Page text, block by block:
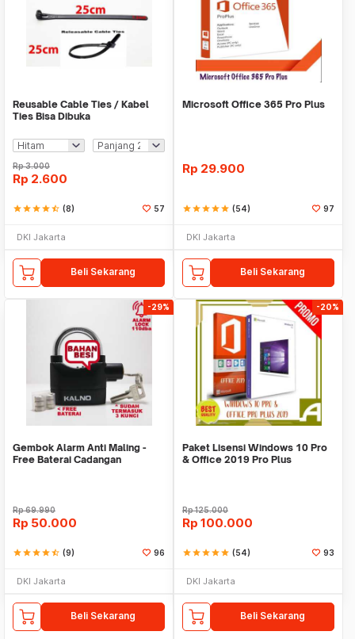
Reusable Cable Ties / Kabel
Ties Bisa Dibuka
Rp3.000
Rp 2.600
starstarstarstarstar_half (8) 57
DKI Jakarta
Beli Sekarang
Microsoft Office 365 Pro Plus
Rp 29.900
starstarstarstarstar (54) 97
DKI Jakarta
Beli Sekarang
-29%
Gembok Alarm Anti Maling -
Free Baterai Cadangan
Rp69.990
Rp 50.000
starstarstarstarstar_half (9) 96
DKI Jakarta
Beli Sekarang
-20%
Paket Lisensi Windows 10 Pro
& Office 2019 Pro Plus
Rp125.000
Rp 100.000
starstarstarstarstar (54) 93
DKI Jakarta
Beli Sekarang